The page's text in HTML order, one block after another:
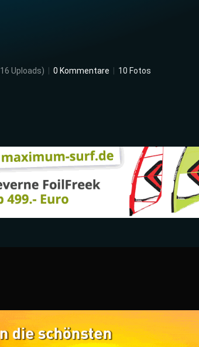
Uploads) 0 Kommentare 10 Fotos